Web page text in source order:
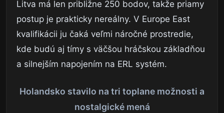
Litva má len približne 250 bodov, takže priamy
postup je prakticky nereálny. V Europe East
kvalifikácii ju čaká veľmi náročné prostredie,
kde budú aj tímy s väčšou hráčskou základňou
a silnejším napojením na ERL systém.
Holandsko stavilo na tri toplane možnosti a
nostalgické mená